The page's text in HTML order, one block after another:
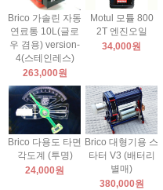
Brico 가솔린 자동
연료통 10L(글로
우 겸용) version-
4(스테인레스)
263,000원
Motul 모튤 800
2T 엔진오일
34,000원
Brico 다용도 타면
각도계 (투명)
24,000원
Brico 대형기용 스
타터 V3 (배터리
별매)
380,000원